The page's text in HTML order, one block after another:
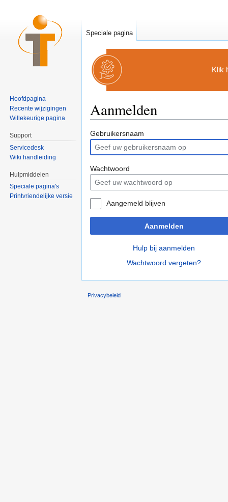
Klik
Aanmelden
Gebruikersnaam
Wachtwoord
Aangemeld blijven
Aanmelden
Hulp bij aanmelden
Wachtwoord vergeten?
Speciale pagina
Hoofdpagina
Recente wijzigingen
Willekeurige pagina
Support
Servicedesk
Wiki handleiding
Hulpmiddelen
Speciale pagina's
Printvriendelijke versie
Privacybeleid